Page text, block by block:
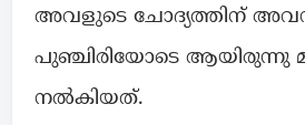
അവളുടെ ചോദ്യത്തിന്
പുഞ്ചിരിയോടെ ആയിരുന്നു
നൽകിയത്.